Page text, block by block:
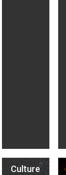
Culture